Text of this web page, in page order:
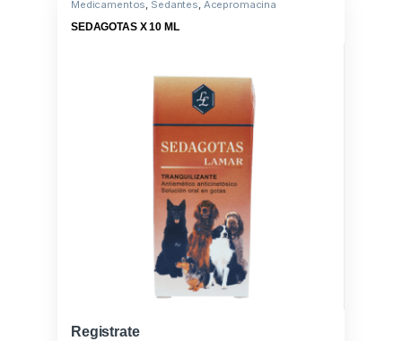
Medicamentos Sedantes Acepromacina
SEDAGOTAS X 10 ML
Registrate